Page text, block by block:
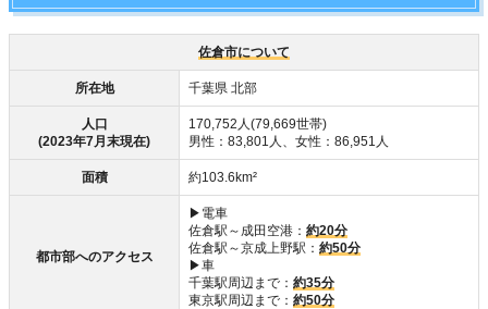
佐倉市について
所在地 千葉県 北部
人口
(2023年7月末現在)
170,752人(79,669世帯)
男性：83,801人、女性：86,951人
面積 約103.6km²
都市部へのアクセス
▶電車
佐倉駅～成田空港： 約20分
佐倉駅～京成上野駅： 約50分
▶車
千葉駅周辺まで： 約35分
東京駅周辺まで： 約50分